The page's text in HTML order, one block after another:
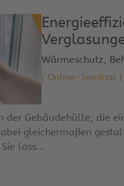
Wärmeschutz,
( Online-Seminar )
der Gebäudehülle, die
gleichermaßen
lass...